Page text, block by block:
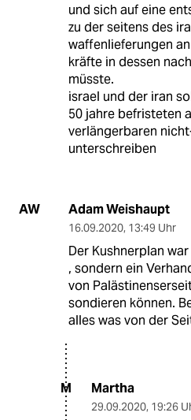
und sich auf eine
zu der seitens des
waffenlieferungen
kräfte in dessen
müsste.
israel und der iran
50 jahre befristeten
verlängerbaren
unterschreiben
AW Adam Weishaupt
16.09.2020, 13:49 Uhr
Der Kushnerplan
, sondern ein
von
sondieren können.
alles was von der
M Martha
29.09.2020, 19:26